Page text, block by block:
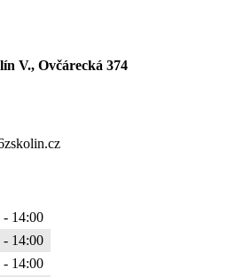
V., Ovčárecká 374
- 14:00
- 14:00
- 14:00